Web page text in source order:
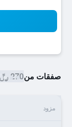
صفقات من270 ﷼
مزود